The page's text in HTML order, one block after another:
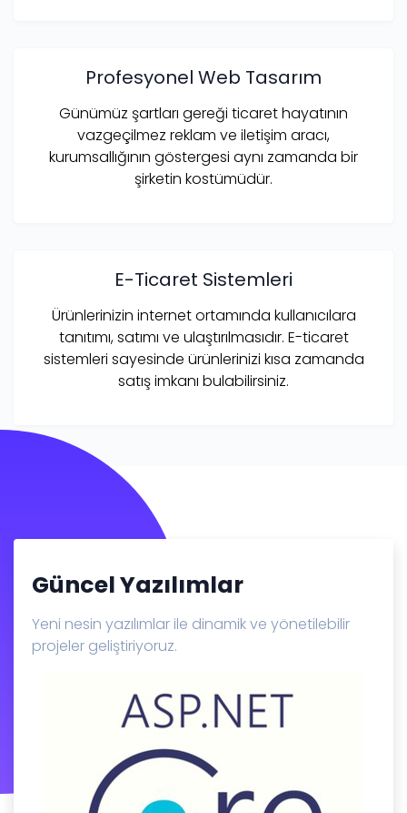
Profesyonel Web Tasarım
Günümüz şartları gereği ticaret hayatının
vazgeçilmez reklam ve iletişim aracı,
kurumsallığının göstergesi aynı zamanda bir
şirketin kostümüdür.
E-Ticaret Sistemleri
Ürünlerinizin internet ortamında kullanıcılara
tanıtımı, satımı ve ulaştırılmasıdır. E-ticaret
sistemleri sayesinde ürünlerinizi kısa zamanda
satış imkanı bulabilirsiniz.
Güncel Yazılımlar
Yeni nesin yazılımlar ile dinamik ve yönetilebilir
projeler geliştiriyoruz.